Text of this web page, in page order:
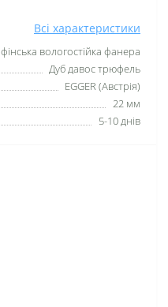
Всі характеристики
фінська вологостійка фанера
Дуб давос трюфель
EGGER (Австрія)
22 мм
5-10 днів